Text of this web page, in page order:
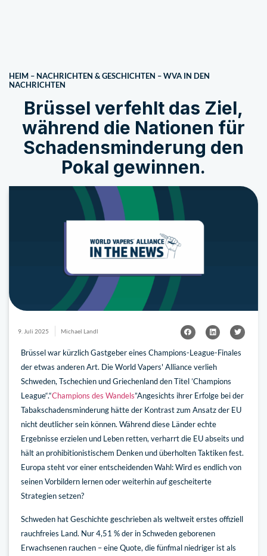
HEIM – NACHRICHTEN & GESCHICHTEN –WVA IN DEN
NACHRICHTEN
Brüssel verfehlt das Ziel,
während die Nationen für
Schadensminderung den
Pokal gewinnen.
9. Juli 2025 Michael Landl
Brüssel war kürzlich Gastgeber eines Champions-League-Finales
der etwas anderen Art. Die World Vapers' Alliance verlieh
Schweden, Tschechien und Griechenland den Titel ’Champions
League“.“Champions des Wandels”Angesichts ihrer Erfolge bei der
Tabakschadensminderung hätte der Kontrast zum Ansatz der EU
nicht deutlicher sein können. Während diese Länder echte
Ergebnisse erzielen und Leben retten, verharrt die EU abseits und
hält an prohibitionistischem Denken und überholten Taktiken fest.
Europa steht vor einer entscheidenden Wahl: Wird es endlich von
seinen Vorbildern lernen oder weiterhin auf gescheiterte
Strategien setzen?
Schweden hat Geschichte geschrieben als weltweit erstes offiziell
rauchfreies Land. Nur 4,51 % der in Schweden geborenen
Erwachsenen rauchen – eine Quote, die fünfmal niedriger ist als